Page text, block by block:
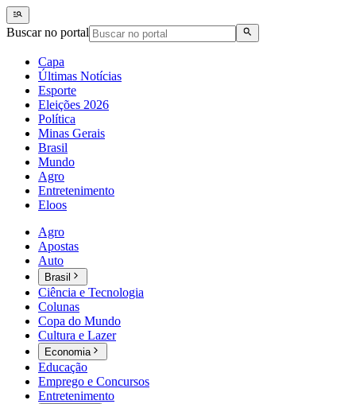
Buscar no portal
Capa
Últimas Notícias
Esporte
Eleições 2026
Política
Minas Gerais
Brasil
Mundo
Agro
Entretenimento
Eloos
Agro
Apostas
Auto
Brasil
Ciência e Tecnologia
Colunas
Copa do Mundo
Cultura e Lazer
Economia
Educação
Emprego e Concursos
Entretenimento